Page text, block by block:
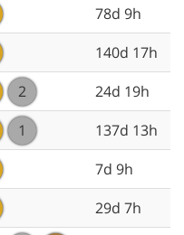
78d 9h
140d 17h
2
24d 19h
1
137d 13h
7d 9h
29d 7h